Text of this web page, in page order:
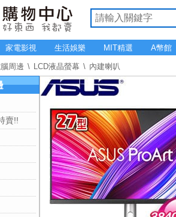
家電影視 生活娛樂 MIT精選 A幣館
周邊 LCD液晶螢幕 內建喇叭
賣!!